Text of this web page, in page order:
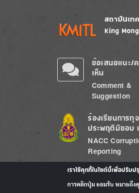
Image Image
ข้อเสนอแนะ/
เห็น
Comment &
Suggestion
Image
ร้องเรียนการทุ
ประพฤติมิชอบ
NACC
Reporting
เราใช้คุกกี้ในไซต์นี้เพื่อปรั
การคลิกปุ่ม ยอมรับ หมายถึง